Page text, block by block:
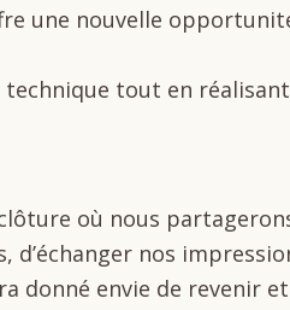
une nouvelle
tout en
où nous
d’échanger nos
donné envie de revenir